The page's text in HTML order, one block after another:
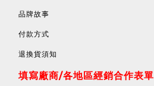
品牌故事
付款方式
退換貨須知
填寫廠商/各地區經銷合作表單